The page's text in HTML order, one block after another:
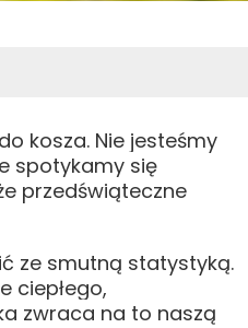
kosza. Nie jesteśmy
spotykamy się
przedświąteczne
ze smutną statystyką.
ciepłego,
zwraca na to naszą